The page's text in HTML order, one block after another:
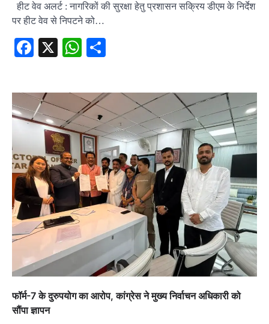
हीट वेव अलर्ट : नागरिकों की सुरक्षा हेतु प्रशासन सक्रिय डीएम के निर्देश
पर हीट वेव से निपटने को…
Facebook
X WhatsApp
फॉर्म-7 के दुरुपयोग का आरोप, कांग्रेस ने मुख्य निर्वाचन अधिकारी को
सौंपा ज्ञापन